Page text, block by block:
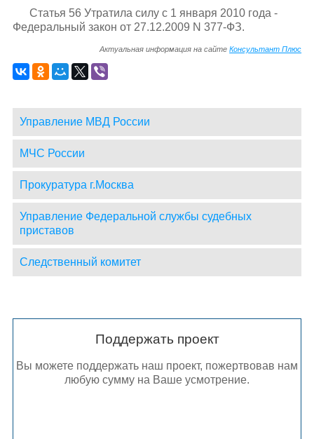
Статья 56 Утратила силу с 1 января 2010 года -
Федеральный закон от 27.12.2009 N 377-ФЗ.
Актуальная информация на сайтеКонсультант Плюс
Управление МВД России
МЧС России
Прокуратура г.Москва
Управление Федеральной службы судебных
приставов
Следственный комитет
Поддержать проект
Вы можете поддержать наш проект, пожертвовав нам
любую сумму на Ваше усмотрение.